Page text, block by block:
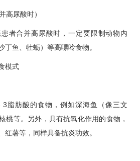
高尿酸时）
者合并高尿酸时，一定要限制动物内
丁鱼、牡蛎）等高嘌呤食物。
模式
3脂肪酸的食物，例如深海鱼（像三文
桃等。另外，具有抗氧化作用的食物，
红薯等，同样具备抗炎功效。